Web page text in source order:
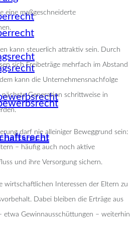
eine maßgeschneiderte
kann steuerlich attraktiv sein. Durch
sich Freibeträge mehrfach im Abstand
kann die Unternehmensnachfolge
Generation schrittweise in
darf nie alleiniger Beweggrund sein:
– häufig auch noch aktive
und ihre Versorgung sichern.
wirtschaftlichen Interessen der Eltern zu
Dabei bleiben die Erträge aus
etwa Gewinnausschüttungen – weiterhin